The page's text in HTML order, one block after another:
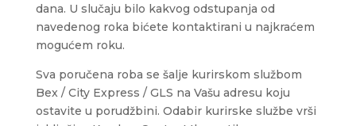
dana. U slučaju bilo kakvog odstupanja od
navedenog roka bićete kontaktirani u najkraćem
mogućem roku.
Sva poručena roba se šalje kurirskom službom
Bex / City Express / GLS na Vašu adresu koju
ostavite u porudžbini. Odabir kurirske službe vrši